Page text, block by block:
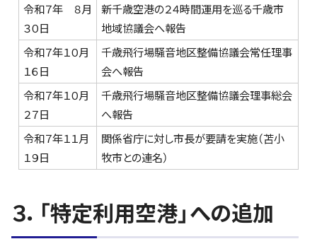
令和７年 ８月
３０日
新千歳空港の２４時間運用を巡る千歳市
地域協議会へ報告
令和７年１０月
１６日
千歳飛行場騒音地区整備協議会常任理事
会へ報告
令和７年１０月
２７日
千歳飛行場騒音地区整備協議会理事総会
へ報告
令和７年１１月
１９日
関係省庁に対し市長が要請を実施（苫小
牧市との連名）
３．「特定利用空港」への追加